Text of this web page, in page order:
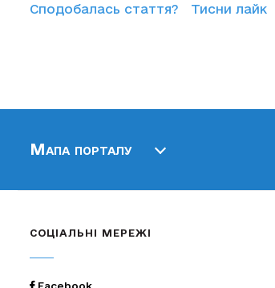
Сподобалась стаття? Тисни лайк
Мапа порталу
СОЦІАЛЬНІ МЕРЕЖІ
Facebook